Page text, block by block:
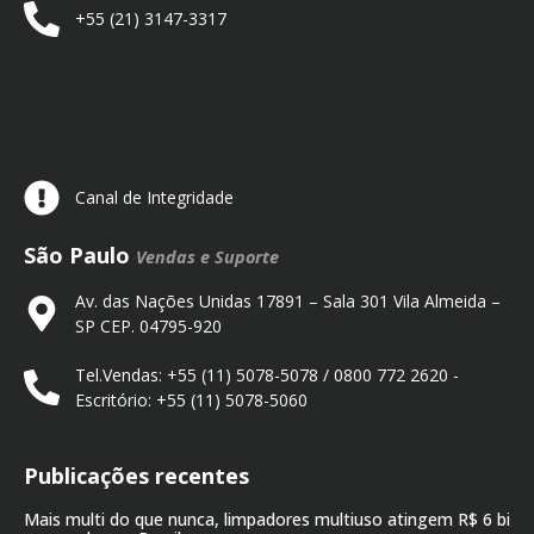
+55 (21) 3147-3317
Canal de Integridade
São Paulo Vendas e Suporte
Av. das Nações Unidas 17891 – Sala 301 Vila Almeida –
SP CEP. 04795-920
Tel.Vendas: +55 (11) 5078-5078 / 0800 772 2620 -
Escritório: +55 (11) 5078-5060
Publicações recentes
Mais multi do que nunca, limpadores multiuso atingem R$ 6 bi